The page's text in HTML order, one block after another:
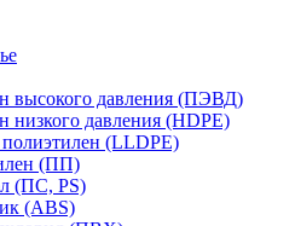
высокого давления (ПЭВД)
низкого давления (HDPE)
(LLDPE)
(ПП)
(ПС, PS)
(ABS)